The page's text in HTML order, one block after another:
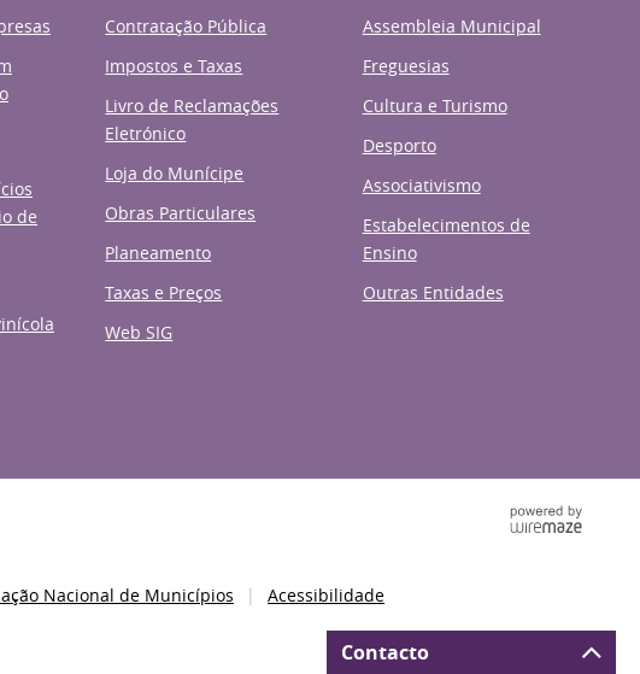
de
Contratação Pública
Impostos e Taxas
Livro de Reclamações
Eletrónico
Loja do Munícipe
Obras Particulares
Planeamento
Taxas e Preços
Web SIG
Assembleia Municipal
Freguesias
Cultura e Turismo
Desporto
Associativismo
Estabelecimentos de
Ensino
Outras Entidades
Nacional de Municípios Acessibilidade
Contacto